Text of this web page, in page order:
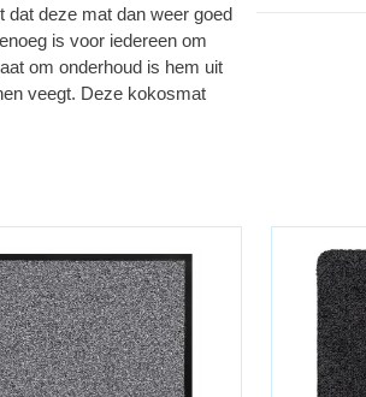
dat deze mat dan weer goed
is voor iedereen om
om onderhoud is hem uit
veegt. Deze kokosmat